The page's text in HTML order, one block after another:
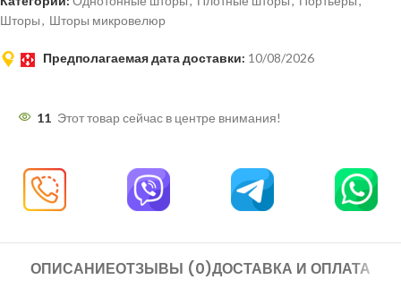
Шторы, Шторы микровелюр
Предполагаемая дата доставки: 10/08/2026
11 Этот товар сейчас в центре внимания!
ОПИСАНИЕОТЗЫВЫ (0)ДОСТАВКА И ОПЛАТА